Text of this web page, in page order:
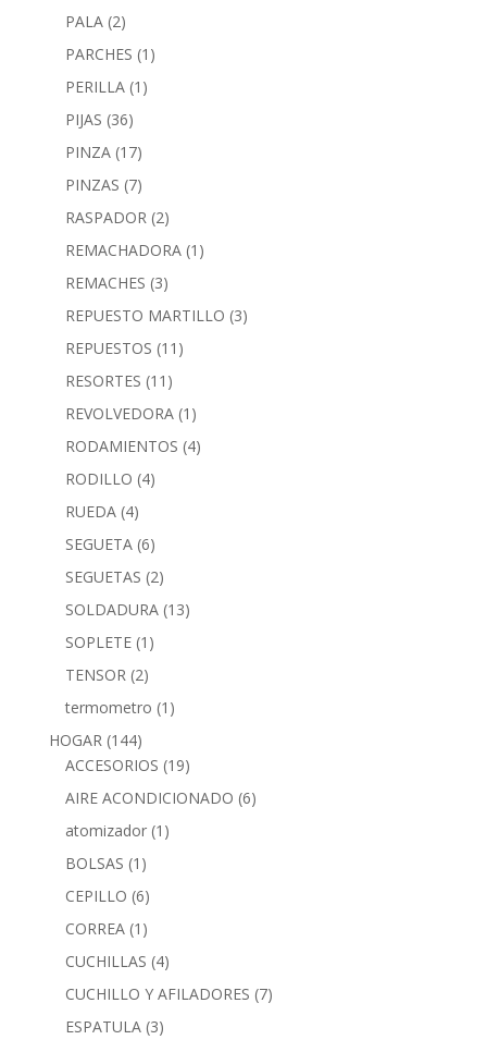
PALA (2)
PARCHES (1)
PERILLA (1)
PIJAS (36)
PINZA (17)
PINZAS (7)
RASPADOR (2)
REMACHADORA (1)
REMACHES (3)
REPUESTO MARTILLO (3)
REPUESTOS (11)
RESORTES (11)
REVOLVEDORA (1)
RODAMIENTOS (4)
RODILLO (4)
RUEDA (4)
SEGUETA (6)
SEGUETAS (2)
SOLDADURA (13)
SOPLETE (1)
TENSOR (2)
termometro (1)
HOGAR (144)
ACCESORIOS (19)
AIRE ACONDICIONADO (6)
atomizador (1)
BOLSAS (1)
CEPILLO (6)
CORREA (1)
CUCHILLAS (4)
CUCHILLO Y AFILADORES (7)
ESPATULA (3)